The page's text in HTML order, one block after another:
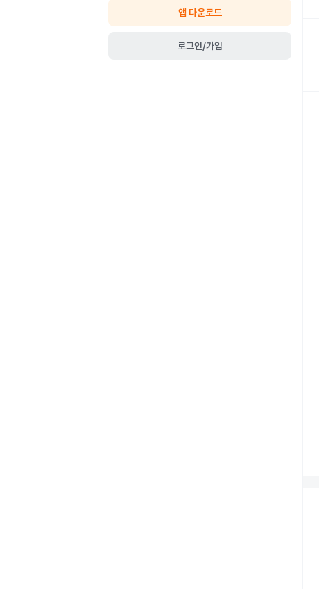
앱 다운로드
로그인/가입